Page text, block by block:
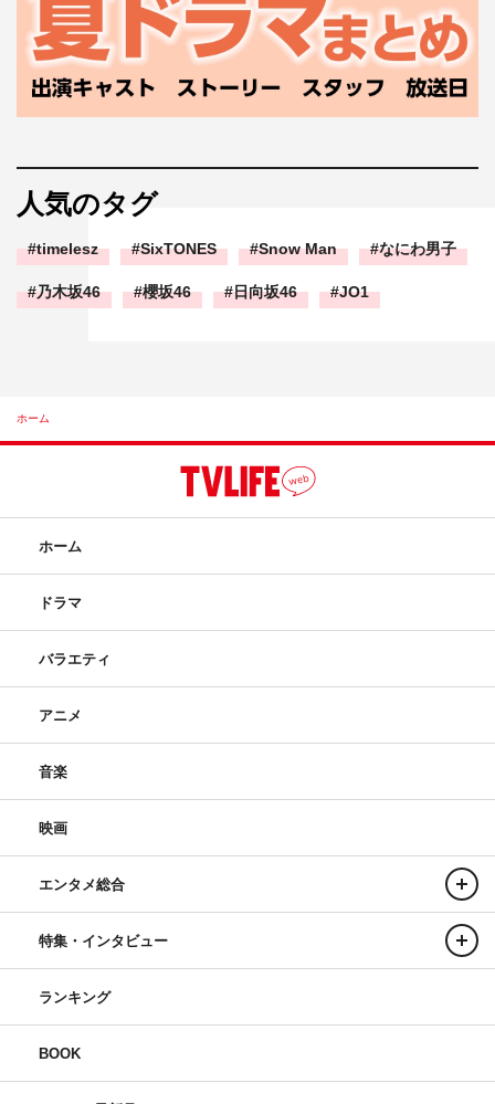
人気のタグ
timelesz SixTONES Snow Man なにわ男子
乃木坂46 櫻坂46 日向坂46 JO1
ホーム
ホーム
ドラマ
バラエティ
アニメ
音楽
映画
エンタメ総合
特集・インタビュー
ランキング
BOOK